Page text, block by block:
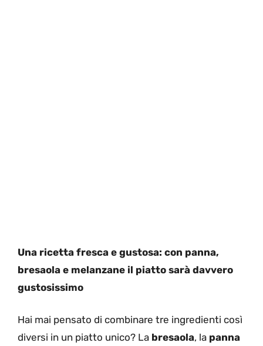
Una ricetta fresca e gustosa: con panna,
bresaola e melanzane il piatto sarà davvero
gustosissimo
Hai mai pensato di combinare tre ingredienti così
diversi in un piatto unico? La bresaola, la panna